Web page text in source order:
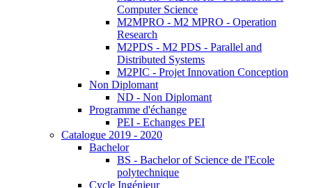
Computer Science
M2MPRO - M2 MPRO - Operation
Research
M2PDS - M2 PDS - Parallel and
Distributed Systems
M2PIC - Projet Innovation Conception
Non Diplomant
ND - Non Diplomant
Programme d'échange
PEI - Echanges PEI
Catalogue 2019 - 2020
Bachelor
BS - Bachelor of Science de l'Ecole
polytechnique
Cycle Ingénieur